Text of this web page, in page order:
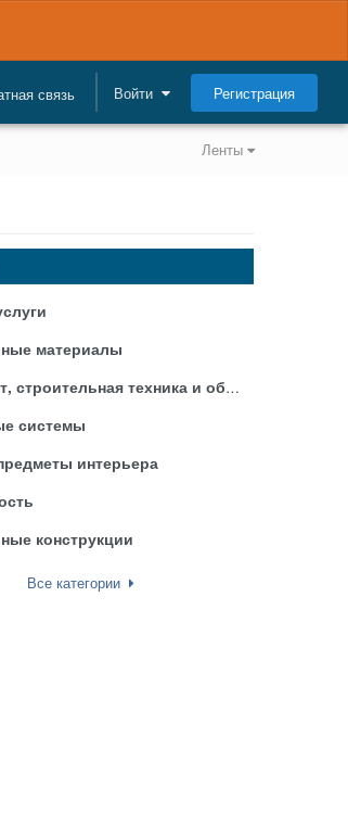
связь Войти Регистрация
Ленты
материалы
Инструмент, строительная техника и оборудование
системы
интерьера
конструкции
Все категории